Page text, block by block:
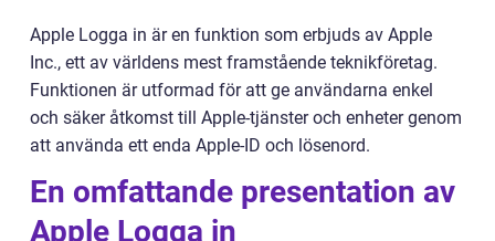
Apple Logga in är en funktion som erbjuds av Apple
Inc., ett av världens mest framstående teknikföretag.
Funktionen är utformad för att ge användarna enkel
och säker åtkomst till Apple-tjänster och enheter genom
att använda ett enda Apple-ID och lösenord.
En omfattande presentation av
Apple Logga in